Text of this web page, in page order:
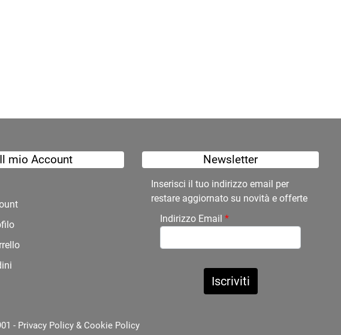
Il mio Account Newsletter
Inserisci il tuo indirizzo email per
restare aggiornato su novità e offerte
Indirizzo Email *
- Privacy Policy& Cookie Policy